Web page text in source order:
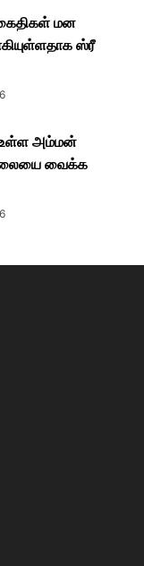
மன
ஸ்ரீ
உள்ள அம்மன்
வைக்க